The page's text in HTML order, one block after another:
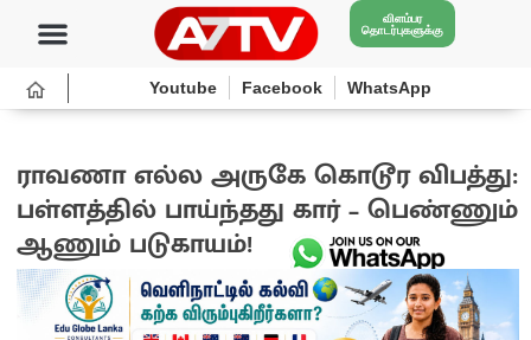
விளம்பர
தொடர்புகளுக்கு
Youtube Facebook WhatsApp
ராவணா எல்ல அருகே கொடூர விபத்து:
பள்ளத்தில் பாய்ந்தது கார் – பெண்ணும்
ஆணும் படுகாயம்!
1 month ago